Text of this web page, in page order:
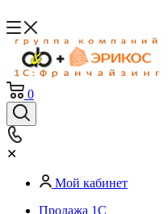
0
✕
Мой кабинет
Продажа 1С